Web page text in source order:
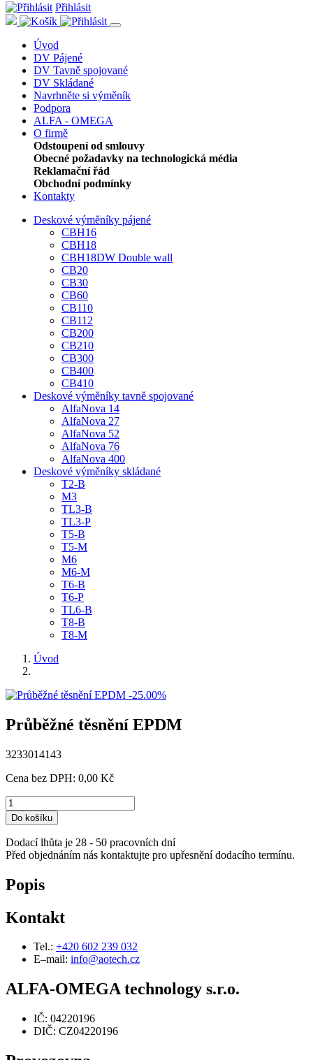
Přihlásit
Úvod
DV Pájené
DV Tavně spojované
DV Skládané
Navrhněte si výměník
Podpora
ALFA - OMEGA
O firmě
Odstoupení od smlouvy
Obecné požadavky na technologická média
Reklamační řád
Obchodní podmínky
Kontakty
Deskové výměníky pájené
CBH16
CBH18
CBH18DW Double wall
CB20
CB30
CB60
CB110
CB112
CB200
CB210
CB300
CB400
CB410
Deskové výměníky tavně spojované
AlfaNova 14
AlfaNova 27
AlfaNova 52
AlfaNova 76
AlfaNova 400
Deskové výměníky skládané
T2-B
M3
TL3-B
TL3-P
T5-B
T5-M
M6
M6-M
T6-B
T6-P
TL6-B
T8-B
T8-M
Úvod
-25.00%
Průběžné těsnění EPDM
3233014143
Cena bez DPH: 0,00 Kč
Do košíku
Dodací lhůta je 28 - 50 pracovních dní
Před objednáním nás kontaktujte pro upřesnění dodacího termínu.
Popis
Kontakt
Tel.: +420 602 239 032
E–mail: info@aotech.cz
ALFA-OMEGA technology s.r.o.
IČ: 04220196
DIČ: CZ04220196